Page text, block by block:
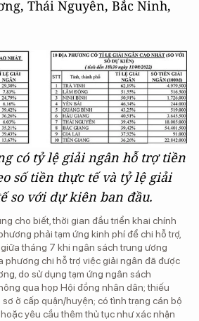
Thái Nguyên, Bắc Ninh,
có tỷ lệ giải ngân hỗ trợ tiền
số tiền thực tế và tỷ lệ giải
so với dự kiên ban đầu.
cho biết, thời gian đầu triển khai chính
phải tạm ứng kinh phí để chi hỗ trợ,
tháng 7 khi ngân sách trung ương
phương chi hỗ trợ việc giải ngân đã được
do sử dụng tạm ứng ngân sách
qua họp Hội đồng nhân dân; thiếu
ở cấp quận/huyện; có tình trạng cán bộ
yêu cầu thêm thủ tục như xác nhận